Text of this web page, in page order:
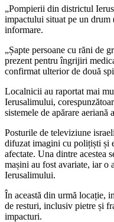
„Pompierii din districtul
impactului situat pe un
informare.
„Șapte persoane cu răni de
prezent pentru îngrijiri
confirmat ulterior de două
Localnicii au raportat mai
Ierusalimului,
sistemele de apărare aeriană
Posturile de televiziune
difuzat imagini cu polițiști și
afectate. Una dintre acestea
mașini au fost avariate, iar o
Ierusalimului.
În această din urmă locație,
de resturi, inclusiv pietre și
impacturi.